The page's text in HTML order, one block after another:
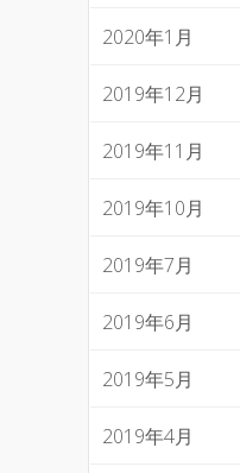
2020年1月
2019年12月
2019年11月
2019年10月
2019年7月
2019年6月
2019年5月
2019年4月